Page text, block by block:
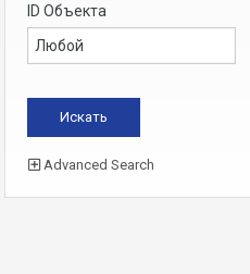
ID Объекта
Advanced Search